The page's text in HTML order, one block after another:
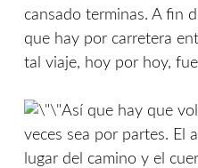
cansado terminas. A fin
que hay por carretera
tal viaje, hoy por hoy,
Así que hay que
veces sea por partes. El
lugar del camino y el